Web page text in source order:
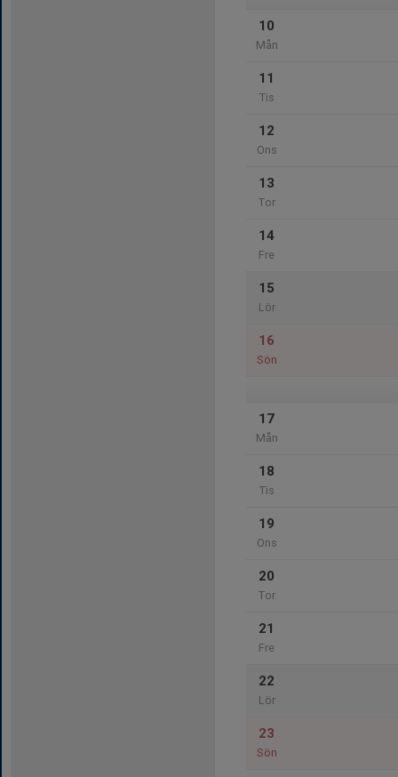
10
Mån
11
Tis
12
Ons
13
Tor
14
Fre
15
Lör
16
Sön
17
Mån
18
Tis
19
Ons
20
Tor
21
Fre
22
Lör
23
Sön